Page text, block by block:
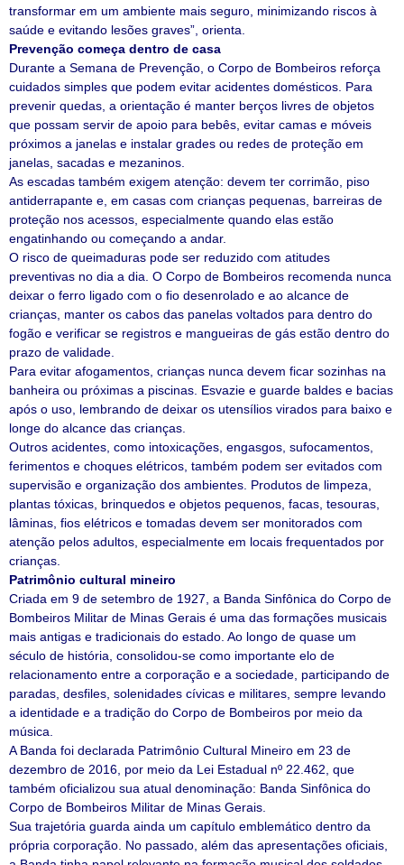
transformar em um ambiente mais seguro, minimizando riscos à
saúde e evitando lesões graves”, orienta.
Prevenção começa dentro de casa
Durante a Semana de Prevenção, o Corpo de Bombeiros reforça
cuidados simples que podem evitar acidentes domésticos. Para
prevenir quedas, a orientação é manter berços livres de objetos
que possam servir de apoio para bebês, evitar camas e móveis
próximos a janelas e instalar grades ou redes de proteção em
janelas, sacadas e mezaninos.
As escadas também exigem atenção: devem ter corrimão, piso
antiderrapante e, em casas com crianças pequenas, barreiras de
proteção nos acessos, especialmente quando elas estão
engatinhando ou começando a andar.
O risco de queimaduras pode ser reduzido com atitudes
preventivas no dia a dia. O Corpo de Bombeiros recomenda nunca
deixar o ferro ligado com o fio desenrolado e ao alcance de
crianças, manter os cabos das panelas voltados para dentro do
fogão e verificar se registros e mangueiras de gás estão dentro do
prazo de validade.
Para evitar afogamentos, crianças nunca devem ficar sozinhas na
banheira ou próximas a piscinas. Esvazie e guarde baldes e bacias
após o uso, lembrando de deixar os utensílios virados para baixo e
longe do alcance das crianças.
Outros acidentes, como intoxicações, engasgos, sufocamentos,
ferimentos e choques elétricos, também podem ser evitados com
supervisão e organização dos ambientes. Produtos de limpeza,
plantas tóxicas, brinquedos e objetos pequenos, facas, tesouras,
lâminas, fios elétricos e tomadas devem ser monitorados com
atenção pelos adultos, especialmente em locais frequentados por
crianças.
Patrimônio cultural mineiro
Criada em 9 de setembro de 1927, a Banda Sinfônica do Corpo de
Bombeiros Militar de Minas Gerais é uma das formações musicais
mais antigas e tradicionais do estado. Ao longo de quase um
século de história, consolidou-se como importante elo de
relacionamento entre a corporação e a sociedade, participando de
paradas, desfiles, solenidades cívicas e militares, sempre levando
a identidade e a tradição do Corpo de Bombeiros por meio da
música.
A Banda foi declarada Patrimônio Cultural Mineiro em 23 de
dezembro de 2016, por meio da Lei Estadual nº 22.462, que
também oficializou sua atual denominação: Banda Sinfônica do
Corpo de Bombeiros Militar de Minas Gerais.
Sua trajetória guarda ainda um capítulo emblemático dentro da
própria corporação. No passado, além das apresentações oficiais,